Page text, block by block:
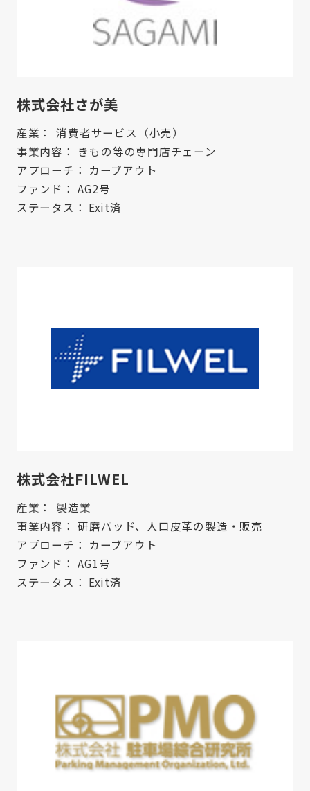
株式会社さが美
産業：
消費者サービス（小売）
事業内容：
きもの等の専門店チェーン
アプローチ： カーブアウト
ファンド： AG2号
ステータス： Exit済
株式会社FILWEL
産業：
製造業
事業内容： 研磨パッド、人口皮革の製造・販売
アプローチ： カーブアウト
ファンド： AG1号
ステータス： Exit済